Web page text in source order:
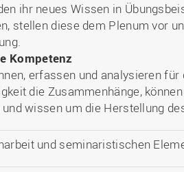
ihr neues Wissen in
stellen diese dem Plenum vor
Kompetenz
erfassen und analysieren
die Zusammenhänge,
wissen um die Herstellung
und seminaristischen